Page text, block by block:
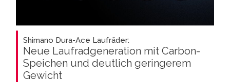
Shimano Dura-Ace Laufräder:
Neue Laufradgeneration mit Carbon-
Speichen und deutlich geringerem
Gewicht